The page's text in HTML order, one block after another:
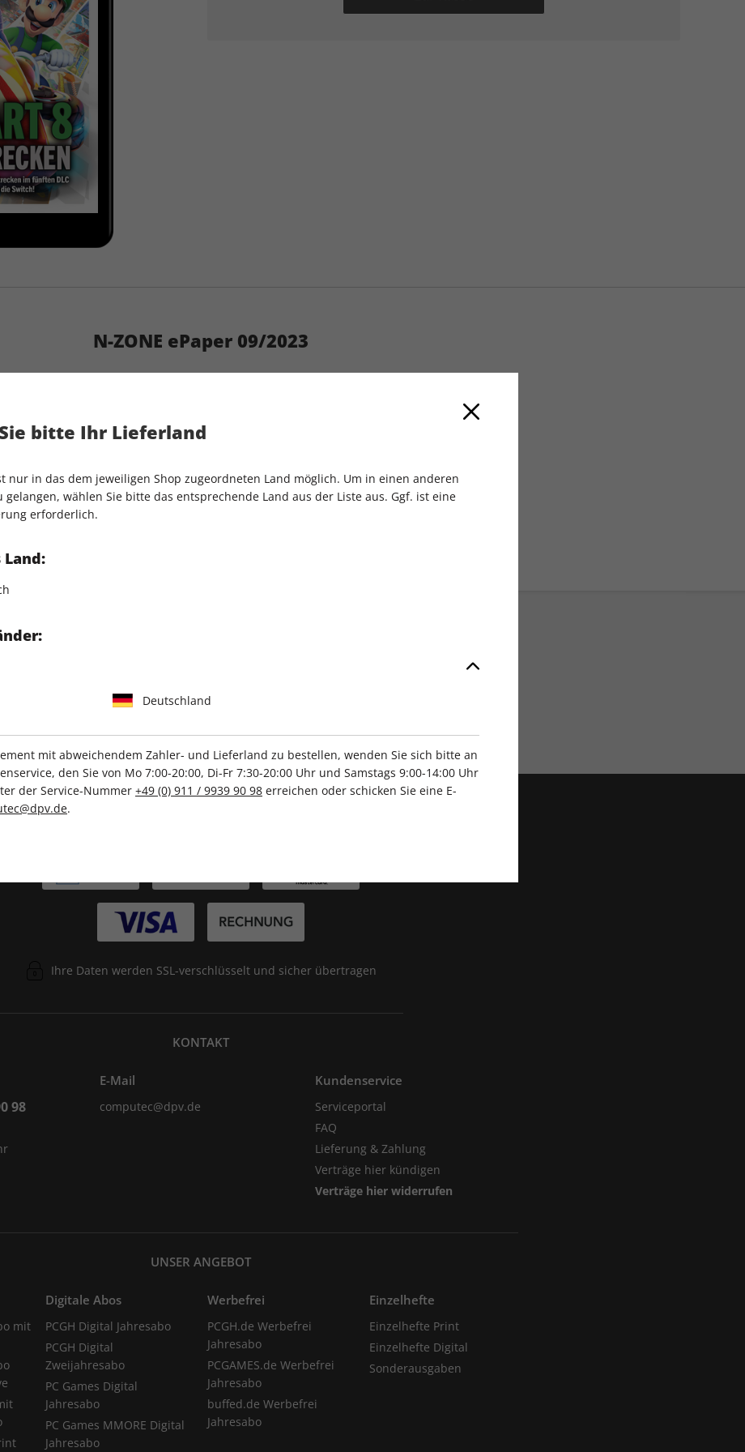
N-ZONE ePaper 09/2023
DLC-Strecken im Check
Familienspiel?
doch vertraut – und echt gut!
Retro-Check
Vorschau-Eindrücke
für Stardew Valley?
Ihre Daten werden SSL-verschlüsselt und sicher übertragen
KONTAKT
98
E-Mail
computec@dpv.de
Kundenservice
Serviceportal
FAQ
Lieferung & Zahlung
Verträge hier kündigen
Verträge hier widerrufen
UNSER ANGEBOT
mit
Digitale Abos
PCGH Digital Jahresabo
PCGH Digital
Zweijahresabo
PC Games Digital
Jahresabo
PC Games MMORE Digital
Jahresabo
Werbefrei
PCGH.de Werbefrei
Jahresabo
PCGAMES.de Werbefrei
Jahresabo
buffed.de Werbefrei
Jahresabo
Einzelhefte
Einzelhefte Print
Einzelhefte Digital
Sonderausgaben
bitte Ihr Lieferland
nur in das dem jeweiligen Shop zugeordneten Land möglich. Um in einen anderen
gelangen, wählen Sie bitte das entsprechende Land aus der Liste aus. Ggf. ist eine
erforderlich.
Land:
Deutschland
mit abweichendem Zahler- und Lieferland zu bestellen, wenden Sie sich bitte an
den Sie von Mo 7:00-20:00, Di-Fr 7:30-20:00 Uhr und Samstags 9:00-14:00 Uhr
der Service-Nummer +49 (0) 911 / 9939 90 98 erreichen oder schicken Sie eine E-
.